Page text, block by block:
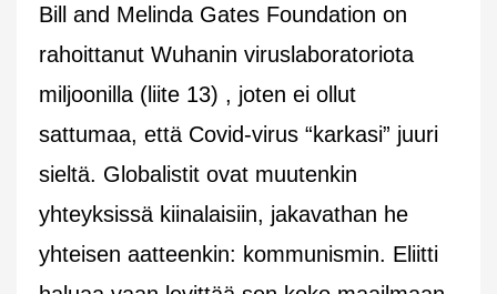
Bill and Melinda Gates Foundation on
rahoittanut Wuhanin viruslaboratoriota
miljoonilla (liite 13) , joten ei ollut
sattumaa, että Covid-virus “karkasi” juuri
sieltä. Globalistit ovat muutenkin
yhteyksissä kiinalaisiin, jakavathan he
yhteisen aatteenkin: kommunismin. Eliitti